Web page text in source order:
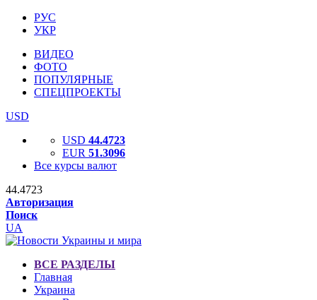
РУС
УКР
ВИДЕО
ФОТО
ПОПУЛЯРНЫЕ
СПЕЦПРОЕКТЫ
USD
USD 44.4723
EUR 51.3096
Все курсы валют
44.4723
Авторизация
Поиск
UA
ВСЕ РАЗДЕЛЫ
Главная
Украина